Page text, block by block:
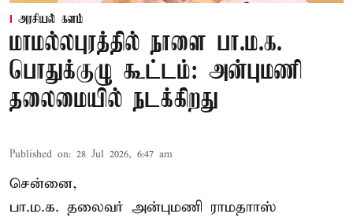
அரசியல் களம்
மாமல்லபுரத்தில் நாளை பா.ம.க.
பொதுக்குழு கூட்டம்: அன்புமணி
தலைமையில் நடக்கிறது
Published on: 28 Jul 2026, 6:47 am
சென்னை,
பா.ம.க. தலைவர் அன்புமணி ராமதாாஸ்